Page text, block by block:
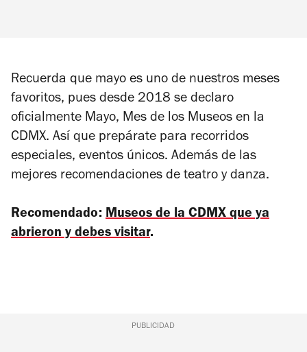
Recuerda que mayo es uno de nuestros meses
favoritos, pues desde 2018 se declaro
oficialmente Mayo, Mes de los Museos en la
CDMX. Así que prepárate para recorridos
especiales, eventos únicos. Además de las
mejores recomendaciones de teatro y danza.
Recomendado: Museos de la CDMX que ya
abrieron y debes visitar.
PUBLICIDAD